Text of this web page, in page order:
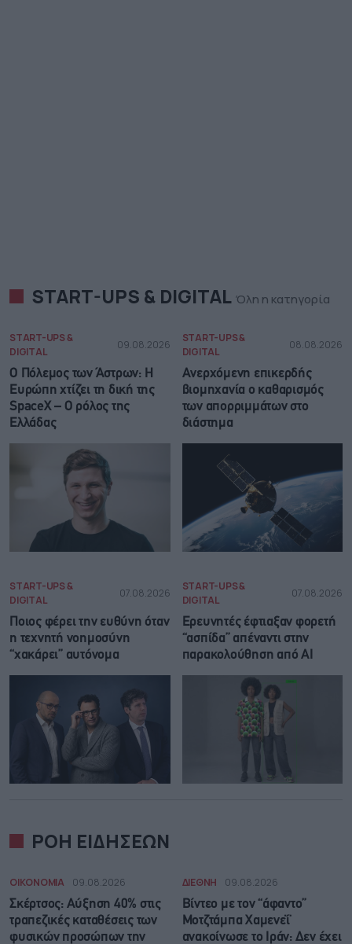
START-UPS & DIGITAL Όλη η κατηγορία
START-UPS &
DIGITAL
09.08.2026
Ο Πόλεμος των Άστρων: Η
Ευρώπη χτίζει τη δική της
SpaceX – Ο ρόλος της
Ελλάδας
START-UPS &
DIGITAL
08.08.2026
Ανερχόμενη επικερδής
βιομηχανία ο καθαρισμός
των απορριμμάτων στο
διάστημα
START-UPS &
DIGITAL
07.08.2026
Ποιος φέρει την ευθύνη όταν
η τεχνητή νοημοσύνη
“χακάρει” αυτόνομα
START-UPS &
DIGITAL
07.08.2026
Ερευνητές έφτιαξαν φορετή
“ασπίδα” απέναντι στην
παρακολούθηση από AI
ΡΟΗ ΕΙΔΗΣΕΩΝ
ΟΙΚΟΝΟΜΙΑ 09.08.2026
Σκέρτσος: Αύξηση 40% στις
τραπεζικές καταθέσεις των
φυσικών προσώπων την
ΔΙΕΘΝΗ 09.08.2026
Βίντεο με τον “άφαντο”
Μοτζτάμπα Χαμενεΐ
ανακοίνωσε το Ιράν: Δεν έχει